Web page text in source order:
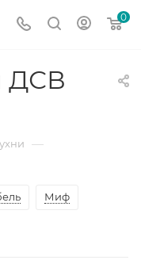
0
ДСВ
—
Миф